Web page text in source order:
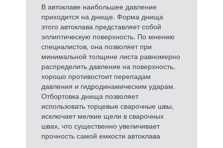
В автоклаве наибольшее давление
приходится на днище. Форма днища
этого автоклава представляет собой
эллиптическую поверхность. По мнению
специалистов, она позволяет при
минимальной толщине листа равномерно
распределить давление на поверхность,
хорошо противостоит перепадам
давления и гидродинамическим ударам.
Отбортовка днища позволяет
использовать торцевые сварочные швы,
исключает мелкие щели в сварочных
швах, что существенно увеличивает
прочность самой емкости автоклава